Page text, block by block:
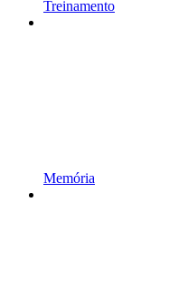
Treinamento
Memória